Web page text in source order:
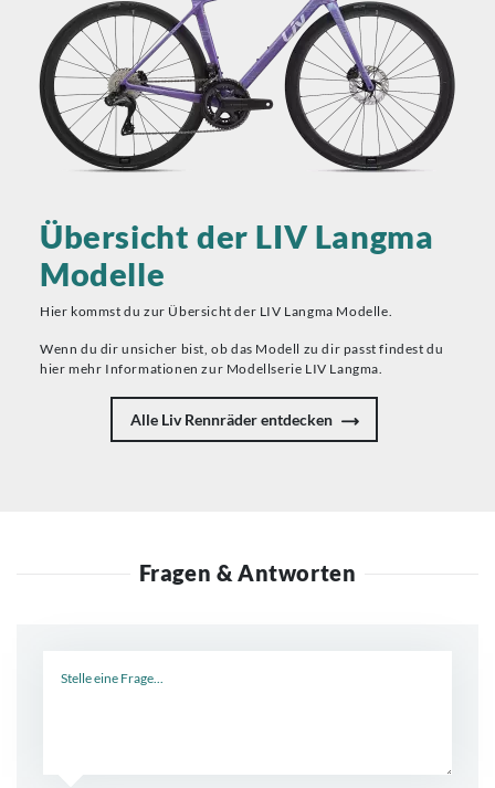
Übersicht der LIV Langma
Modelle
Hier kommst du zur Übersicht der LIV Langma Modelle.
Wenn du dir unsicher bist, ob das Modell zu dir passt findest du
hier mehr Informationen zur Modellserie LIV Langma.
Alle Liv Rennräder entdecken
Fragen & Antworten